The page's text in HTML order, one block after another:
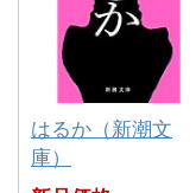
はるか（新潮文
庫）